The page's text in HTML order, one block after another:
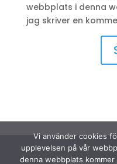
webbplats i denna
jag skriver en
©
Vi använder cookies
upplevelsen på vår
denna webbplats